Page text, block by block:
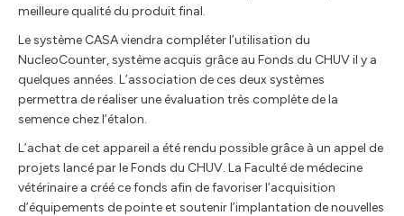
meilleure qualité du produit final.
Le système CASA viendra compléter l’utilisation du
NucleoCounter, système acquis grâce au Fonds du CHUV il y a
quelques années. L’association de ces deux systèmes
permettra de réaliser une évaluation très complète de la
semence chez l’étalon.
L’achat de cet appareil a été rendu possible grâce à un appel de
projets lancé par le Fonds du CHUV. La Faculté de médecine
vétérinaire a créé ce fonds afin de favoriser l’acquisition
d’équipements de pointe et soutenir l’implantation de nouvelles